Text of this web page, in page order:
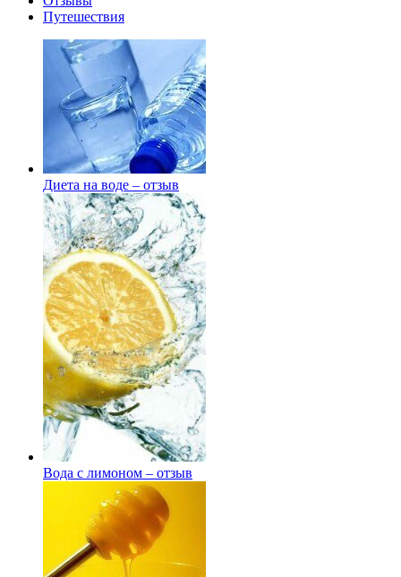
Путешествия
Диета на воде – отзыв
Вода с лимоном – отзыв